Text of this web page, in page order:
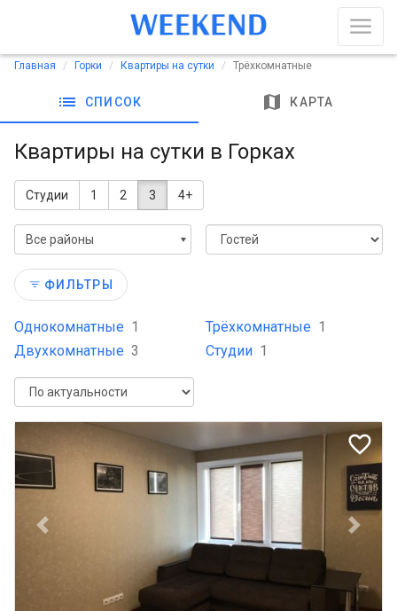
Главная Горки Квартиры на сутки Трёхкомнатные
list СПИСОК map КАРТА
Квартиры на сутки в Горках
Студии 1 2 3 4+
Все районы
ФИЛЬТРЫ
Однокомнатные 1
Двухкомнатные 3
Трёхкомнатные 1
Студии 1
favorite_border
Previous Next